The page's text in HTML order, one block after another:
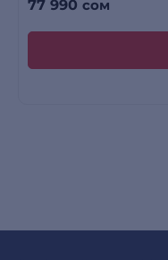
77 990 сом